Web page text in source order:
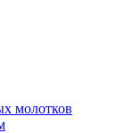
молотков